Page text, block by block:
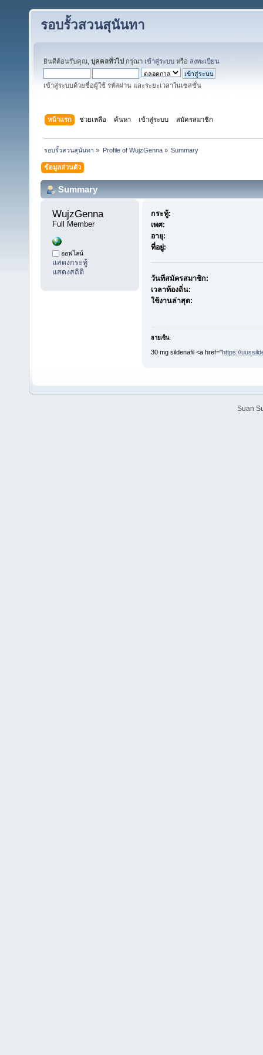
รอบรั้วสวนสุนันทา
ยินดีต้อนรับคุณ, บุคคลทั่วไป กรุณา เข้าสู่ระบบ หรือ ลงทะเบียน
เข้าสู่ระบบด้วยชื่อผู้ใช้ รหัสผ่าน และระยะเวลาในเซสชั่น
หน้าแรก ช่วยเหลือ ค้นหา เข้าสู่ระบบ สมัครสมาชิก
รอบรั้วสวนสุนันทา » Profile of WujzGenna» Summary
ข้อมูลส่วนตัว
Summary
WujzGenna
Full Member
ออฟไลน์
แสดงกระทู้
แสดงสถิติ
กระทู้:
เพศ:
อายุ:
ที่อยู่:
วันที่สมัครสมาชิก:
เวลาท้องถิ่น:
ใช้งานล่าสุด:
ลายเซ็น:
30 mg sildenafil <a href="https://
Suan